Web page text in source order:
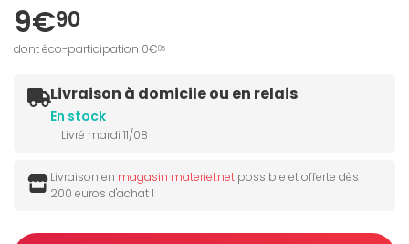
9€90
dont éco-participation 0€05
Livraison à domicile ou en relais
En stock
Livré mardi 11/08
Livraison en magasin materiel.net possible et offerte dès
200 euros d'achat !